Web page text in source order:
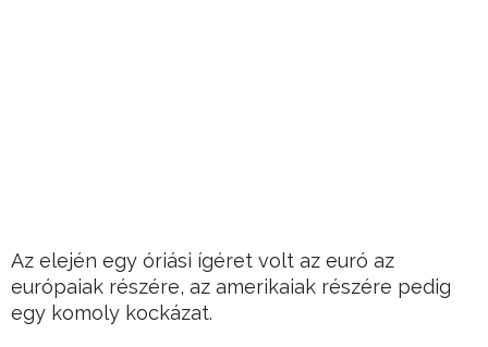
Az elején egy óriási ígéret volt az euró az
európaiak részére, az amerikaiak részére pedig
egy komoly kockázat.